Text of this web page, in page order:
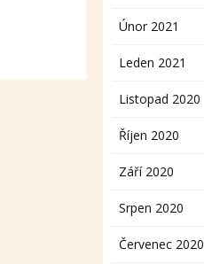
Únor 2021
Leden 2021
Listopad 2020
Říjen 2020
Září 2020
Srpen 2020
Červenec 2020